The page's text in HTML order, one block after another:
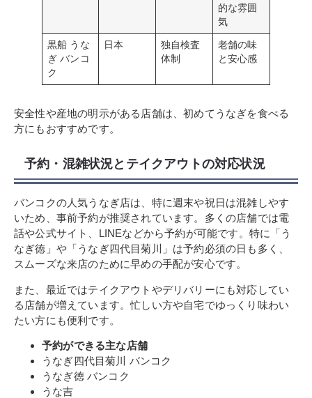
的な雰囲
気
黒船 うな
ぎ バンコ
ク
日本
独自検査
体制
老舗の味
と安心感
安全性や産地の明示がある店舗は、初めてうなぎを食べる
方にもおすすめです。
予約・混雑状況とテイクアウトの対応状況
バンコクの人気うなぎ店は、特に週末や祝日は混雑しやす
いため、事前予約が推奨されています。多くの店舗では電
話や公式サイト、LINEなどから予約が可能です。特に「う
なぎ徳」や「うなぎ四代目菊川」は予約必須の日も多く、
スムーズな来店のために早めの手配が安心です。
また、最近ではテイクアウトやデリバリーにも対応してい
る店舗が増えています。忙しい方や自宅でゆっくり味わい
たい方にも便利です。
予約ができる主な店舗
うなぎ四代目菊川 バンコク
うなぎ徳 バンコク
うな吉